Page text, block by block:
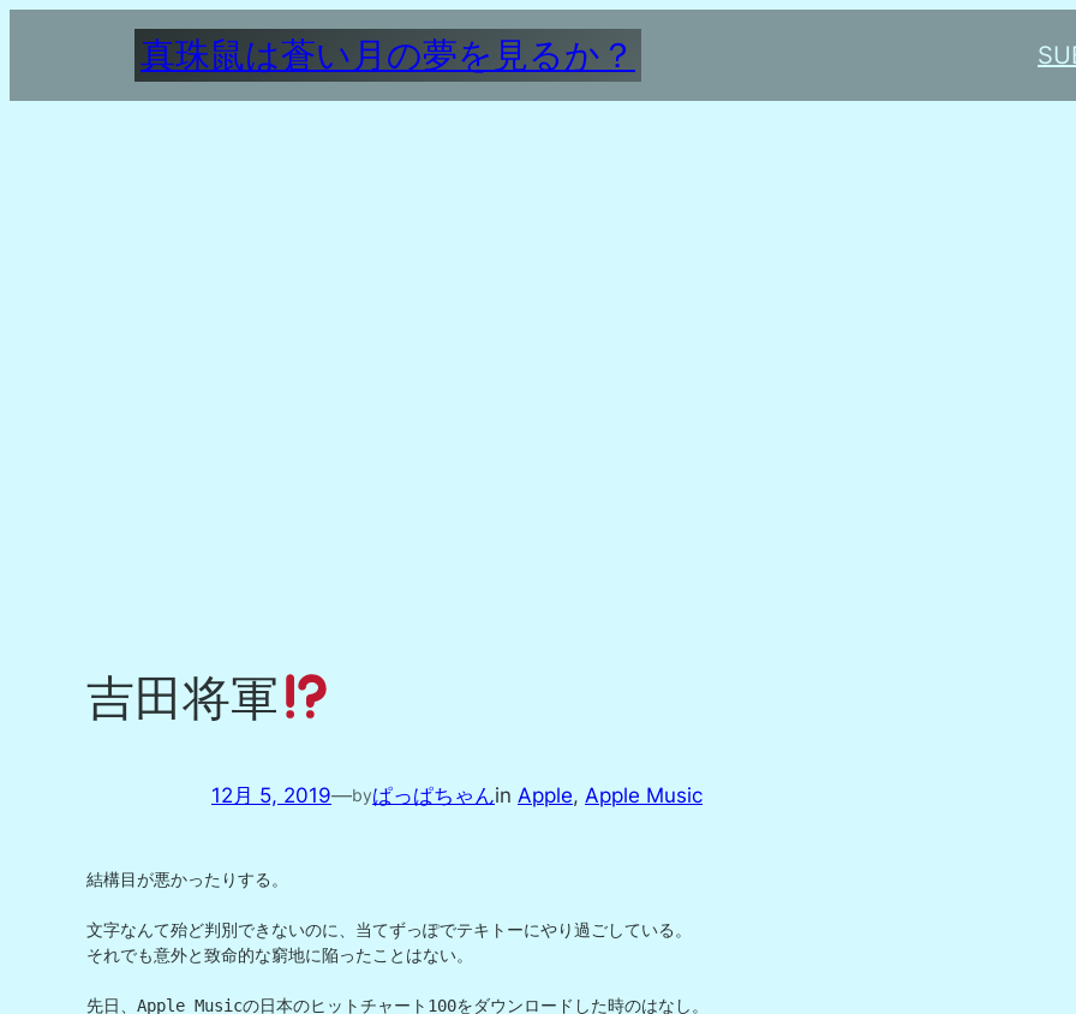
真珠鼠は蒼い月の夢を見るか？
吉田将軍
12月 5, 2019—byぱっぱちゃんin Apple, Apple Music
結構目が悪かったりする。
文字なんて殆ど判別できないのに、当てずっぽでテキトーにやり過ごしている。
それでも意外と致命的な窮地に陥ったことはない。
先日、Apple Musicの日本のヒットチャート100をダウンロードした時のはなし。